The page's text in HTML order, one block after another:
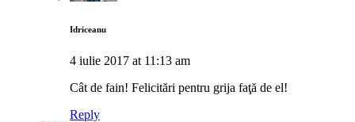
Idriceanu
4 iulie 2017 at 11:13 am
Cât de fain! Felicitări pentru grija faţă de el!
Reply